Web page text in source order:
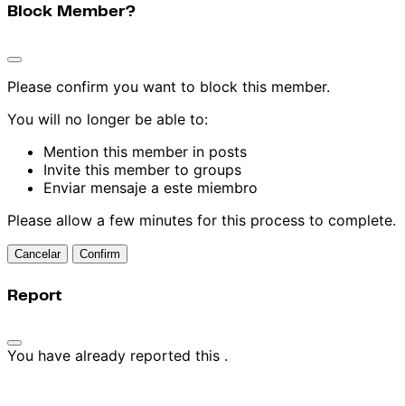
Block Member?
Please confirm you want to block this member.
You will no longer be able to:
Mention this member in posts
Invite this member to groups
Enviar mensaje a este miembro
Please allow a few minutes for this process to complete.
Confirm
Report
You have already reported this .